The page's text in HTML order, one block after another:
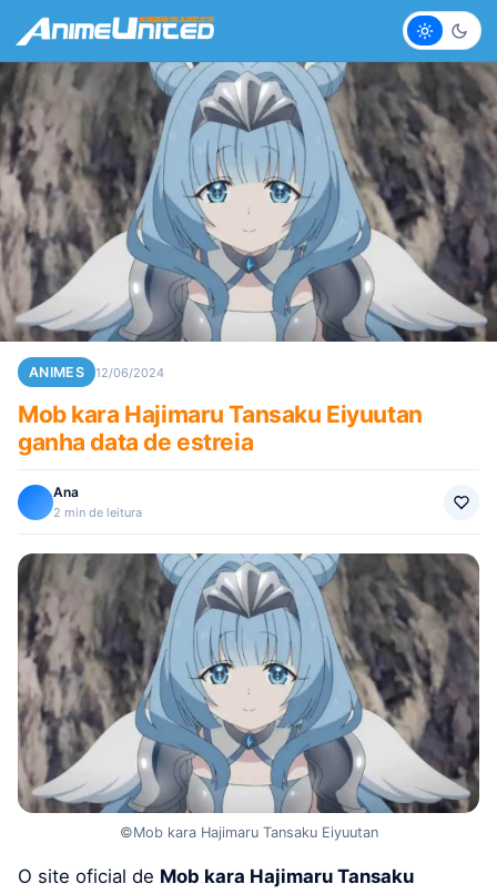
Claro
ANIMES 12/06/2024
Mob kara Hajimaru Tansaku Eiyuutan
ganha data de estreia
Ana
2 min de leitura
©Mob kara Hajimaru Tansaku Eiyuutan
O site oficial de Mob kara Hajimaru Tansaku